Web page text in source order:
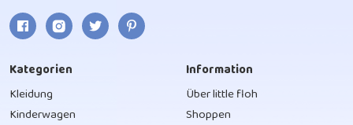
Kategorien
Kleidung
Kinderwagen
Information
Über little floh
Shoppen